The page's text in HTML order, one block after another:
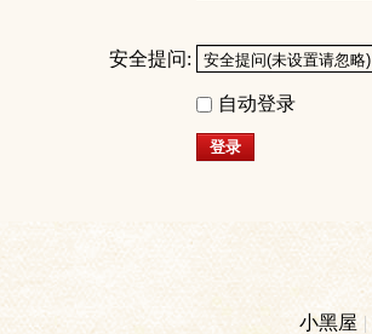
安全提问:
自动登录
登录
小黑屋 |